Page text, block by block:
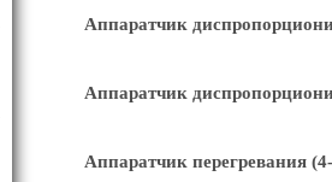
Аппаратчик
Аппаратчик
Аппаратчик перегревания